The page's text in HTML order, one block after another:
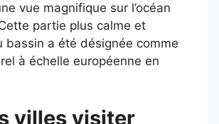
vue magnifique sur l’océan
partie plus calme et
bassin a été désignée comme
à échelle européenne en
villes visiter